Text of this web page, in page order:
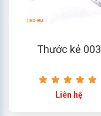
Thước kẻ 003
Liên hệ